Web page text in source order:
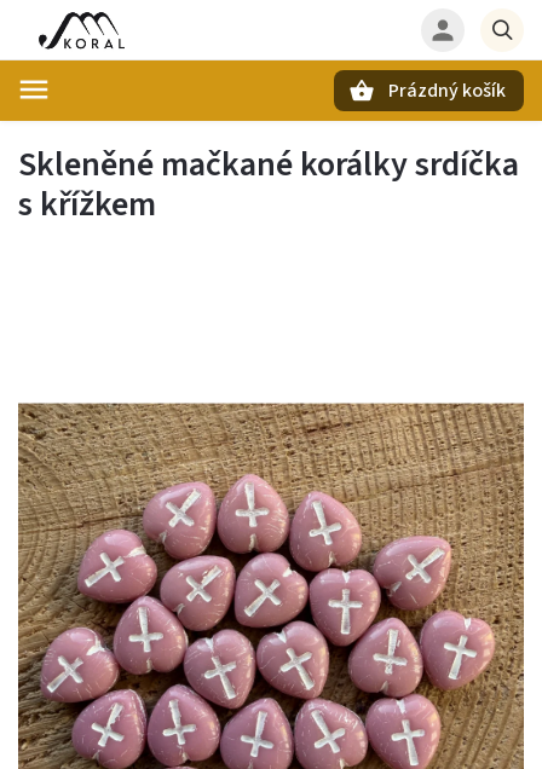
Prázdný košík
Skleněné mačkané korálky srdíčka
s křížkem